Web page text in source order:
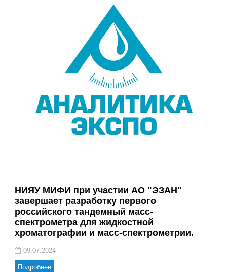
НИЯУ МИФИ при участии АО "ЭЗАН"
завершает разработку первого
российского тандемный масс-
спектрометра для жидкостной
хроматографии и масс-спектрометрии.
09.07.2024
Подробнее